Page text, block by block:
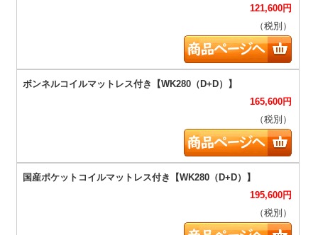
121,600円
（税別）
165,600円
（税別）
195,600円
（税別）